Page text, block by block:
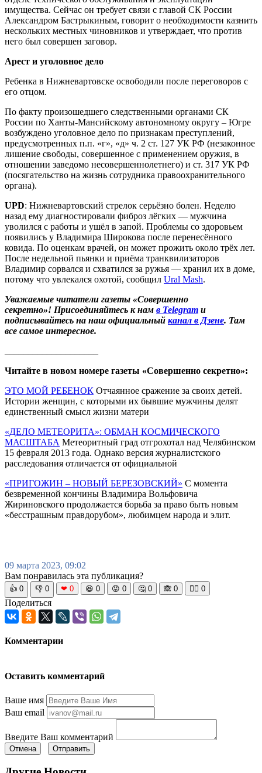
имущества. Сейчас он требует связи с главой СК России
Александром Бастрыкиным, говорит о необходимости казнить
нескольких местных чиновников и утверждает, что против
него был совершен заговор.
Арест и уголовное дело
Ребенка в Нижневартовске освободили после переговоров с
его отцом.
По факту произошедшего следственными органами СК
России по Ханты-Мансийскому автономному округу – Югре
возбуждено уголовное дело по признакам преступлений,
предусмотренных п.п. «г», «д» ч. 2 ст. 127 УК РФ (незаконное
лишение свободы, совершенное с применением оружия, в
отношении заведомо несовершеннолетнего) и ст. 317 УК РФ
(посягательство на жизнь сотрудника правоохранительного
органа).
UPD: Нижневартовский стрелок серьёзно болен. Неделю
назад ему диагностировали фиброз лёгких — мужчина
уволился с работы и ушёл в запой. Проблемы со здоровьем
появились у Владимира Широкова после перенесённого
ковида. По оценкам врачей, он может прожить около трёх лет.
После недельной пьянки и приёма транквилизаторов
Владимир сорвался и схватился за ружья — хранил их в доме,
потому что увлекался охотой, сообщил Ural Mash.
Уважаемые читатели газеты «Совершенно
секретно»! Присоединяйтесь к нам в Telegram и
подписывайтесь на наш официальный канал в Дзене. Там
все самое интересное.
Читайте в новом номере газеты «Совершенно секретно»:
ЭТО МОЙ РЕБЕНОК Отчаянное сражение за своих детей.
Истории женщин, с которыми их бывшие мужчины делят
единственный смысл жизни матери
«ДЕЛО МЕТЕОРИТА»: ОБМАН КОСМИЧЕСКОГО
МАСШТАБА Метеоритный град отгрохотал над Челябинском
15 февраля 2013 года. Однако версия журналистского
расследования отличается от официальной
«ПРИГОЖИН – НОВЫЙ БЕРЕЗОВСКИЙ» С момента
безвременной кончины Владимира Вольфовича
Жириновского продолжается борьба за право быть новым
«бесстрашным правдорубом», любимцем народа и элит.
09 марта 2023, 09:02
Вам понравилась эта публикация?
👍 0 👎 0 ❤ 0 😆 0 😡 0 🤔 0 🙈 0 🧘‍♀️ 0
Поделиться
Комментарии
Оставить комментарий
Ваше имя
Ваш email
Введите Ваш комментарий
Отмена Отправить